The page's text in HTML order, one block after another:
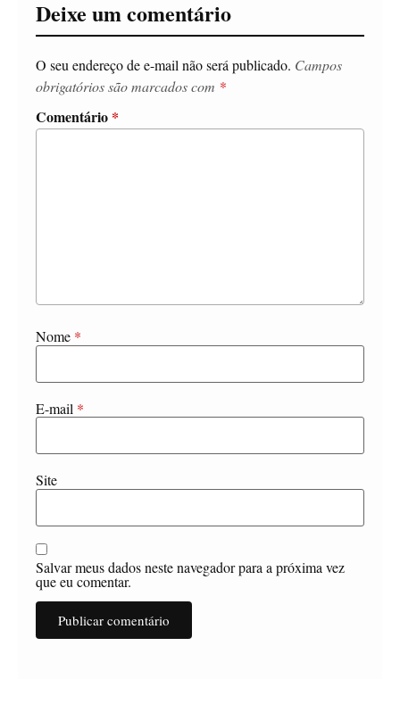
Deixe um comentário
O seu endereço de e-mail não será publicado. Campos
obrigatórios são marcados com *
Comentário *
Nome *
E-mail *
Site
Salvar meus dados neste navegador para a próxima vez
que eu comentar.